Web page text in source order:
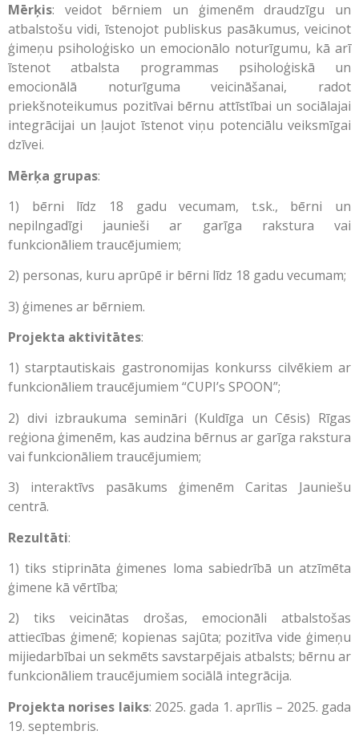
Mērķis: veidot bērniem un ģimenēm draudzīgu un
atbalstošu vidi, īstenojot publiskus pasākumus, veicinot
ģimeņu psiholoģisko un emocionālo noturīgumu, kā arī
īstenot atbalsta programmas psiholoģiskā un
emocionālā noturīguma veicināšanai, radot
priekšnoteikumus pozitīvai bērnu attīstībai un sociālajai
integrācijai un ļaujot īstenot viņu potenciālu veiksmīgai
dzīvei.
Mērķa grupas:
1) bērni līdz 18 gadu vecumam, t.sk., bērni un
nepilngadīgi jaunieši ar garīga rakstura vai
funkcionāliem traucējumiem;
2) personas, kuru aprūpē ir bērni līdz 18 gadu vecumam;
3) ģimenes ar bērniem.
Projekta aktivitātes:
1) starptautiskais gastronomijas konkurss cilvēkiem ar
funkcionāliem traucējumiem “CUPI’s SPOON”;
2) divi izbraukuma semināri (Kuldīga un Cēsis) Rīgas
reģiona ģimenēm, kas audzina bērnus ar garīga rakstura
vai funkcionāliem traucējumiem;
3) interaktīvs pasākums ģimenēm Caritas Jauniešu
centrā.
Rezultāti:
1) tiks stiprināta ģimenes loma sabiedrībā un atzīmēta
ģimene kā vērtība;
2) tiks veicinātas drošas, emocionāli atbalstošas
attiecības ģimenē; kopienas sajūta; pozitīva vide ģimeņu
mijiedarbībai un sekmēts savstarpējais atbalsts; bērnu ar
funkcionāliem traucējumiem sociālā integrācija.
Projekta norises laiks: 2025. gada 1. aprīlis – 2025. gada
19. septembris.